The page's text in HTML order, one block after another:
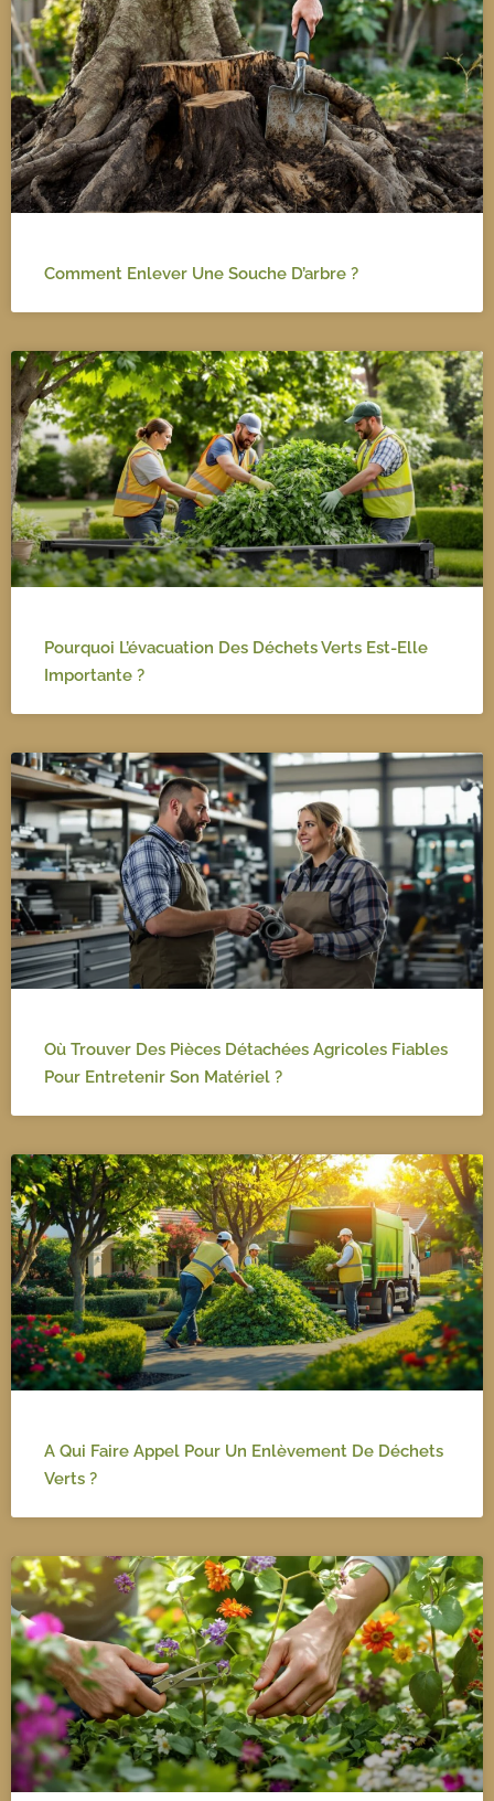
Comment Enlever Une Souche D’arbre ?
Pourquoi L’évacuation Des Déchets Verts Est-Elle
Importante ?
Où Trouver Des Pièces Détachées Agricoles Fiables
Pour Entretenir Son Matériel ?
A Qui Faire Appel Pour Un Enlèvement De Déchets
Verts ?